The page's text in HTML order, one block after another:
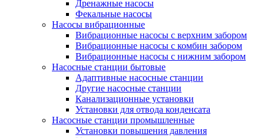
Дренажные насосы
Фекальные насосы
Насосы вибрационные
Вибрационные насосы с верхним забором
Вибрационные насосы с комбин забором
Вибрационные насосы с нижним забором
Насосные станции бытовые
Адаптивные насосные станции
Другие насосные станции
Канализационные установки
Установки для отвода конденсата
Насосные станции промышленные
Установки повышения давления